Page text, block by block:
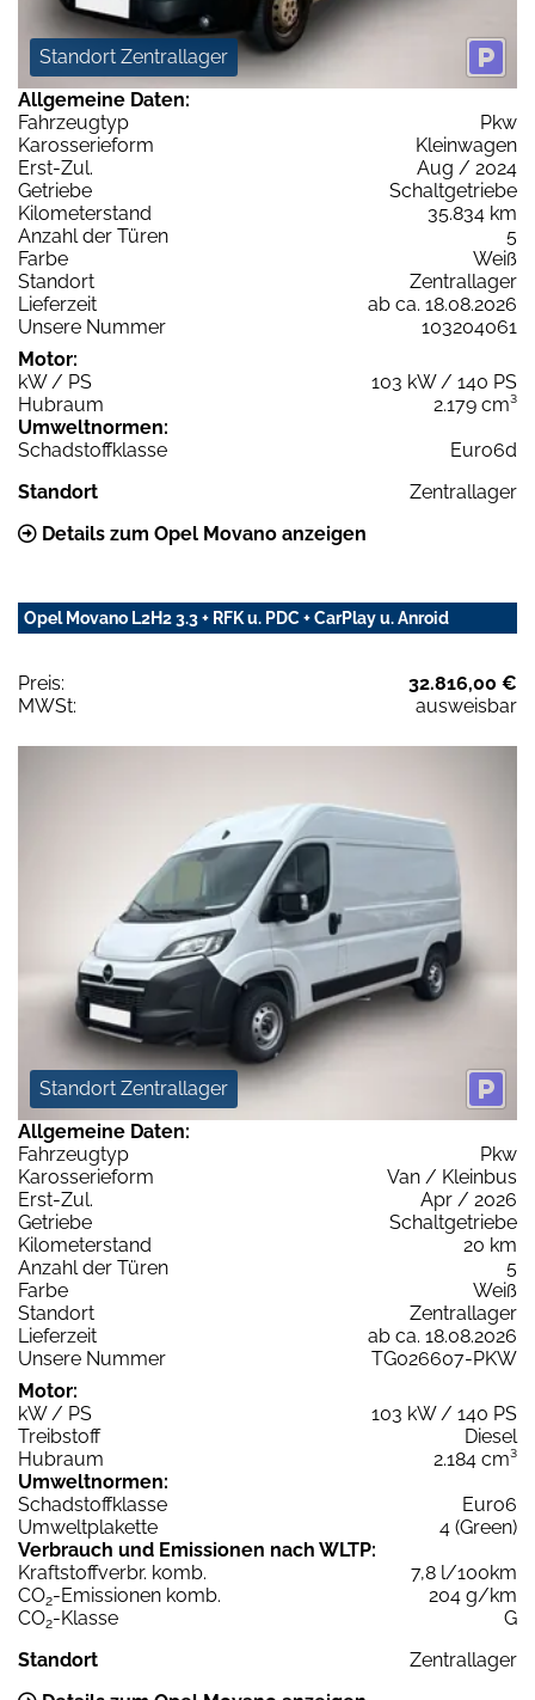
Standort Zentrallager
Allgemeine Daten:
Fahrzeugtyp
Pkw
Karosserieform
Kleinwagen
Erst-Zul.
Aug / 2024
Getriebe
Schaltgetriebe
Kilometerstand
35.834 km
Anzahl der Türen
5
Farbe
Weiß
Standort
Zentrallager
Lieferzeit
ab ca. 18.08.2026
Unsere Nummer
103204061
Motor:
kW / PS
103 kW / 140 PS
Hubraum
2.179 cm³
Umweltnormen:
Schadstoffklasse
Euro6d
Standort
Zentrallager
Details zum Opel Movano anzeigen
Opel Movano L2H2 3.3 + RFK u. PDC + CarPlay u. Anroid
Preis:
32.816,00 €
MWSt:
ausweisbar
Standort Zentrallager
Allgemeine Daten:
Fahrzeugtyp
Pkw
Karosserieform
Van / Kleinbus
Erst-Zul.
Apr / 2026
Getriebe
Schaltgetriebe
Kilometerstand
20 km
Anzahl der Türen
5
Farbe
Weiß
Standort
Zentrallager
Lieferzeit
ab ca. 18.08.2026
Unsere Nummer
TG026607-PKW
Motor:
kW / PS
103 kW / 140 PS
Treibstoff
Diesel
Hubraum
2.184 cm³
Umweltnormen:
Schadstoffklasse
Euro6
Umweltplakette
4 (Green)
Verbrauch und Emissionen nach WLTP:
Kraftstoffverbr. komb.
7,8 l/100km
CO2-Emissionen komb.
204 g/km
CO2-Klasse
G
Standort
Zentrallager